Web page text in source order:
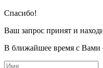
Спасибо!
Ваш запрос принят и
В ближайшее время с Вами